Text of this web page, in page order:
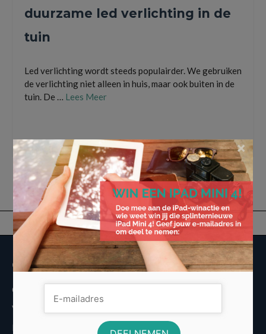
duurzame led verlichting in de
tuin
Led verlichting wordt steeds populairder. We gebruiken
de verlichting niet alleen in huis, maar ook buiten in de
tuin. De … Lees Meer
ledverlichting
voordelige en duurzame led verlichting in de tuin
Overige informatie
Over Voordeligst.nl
Veelgestelde vragen
Disclaimer
×